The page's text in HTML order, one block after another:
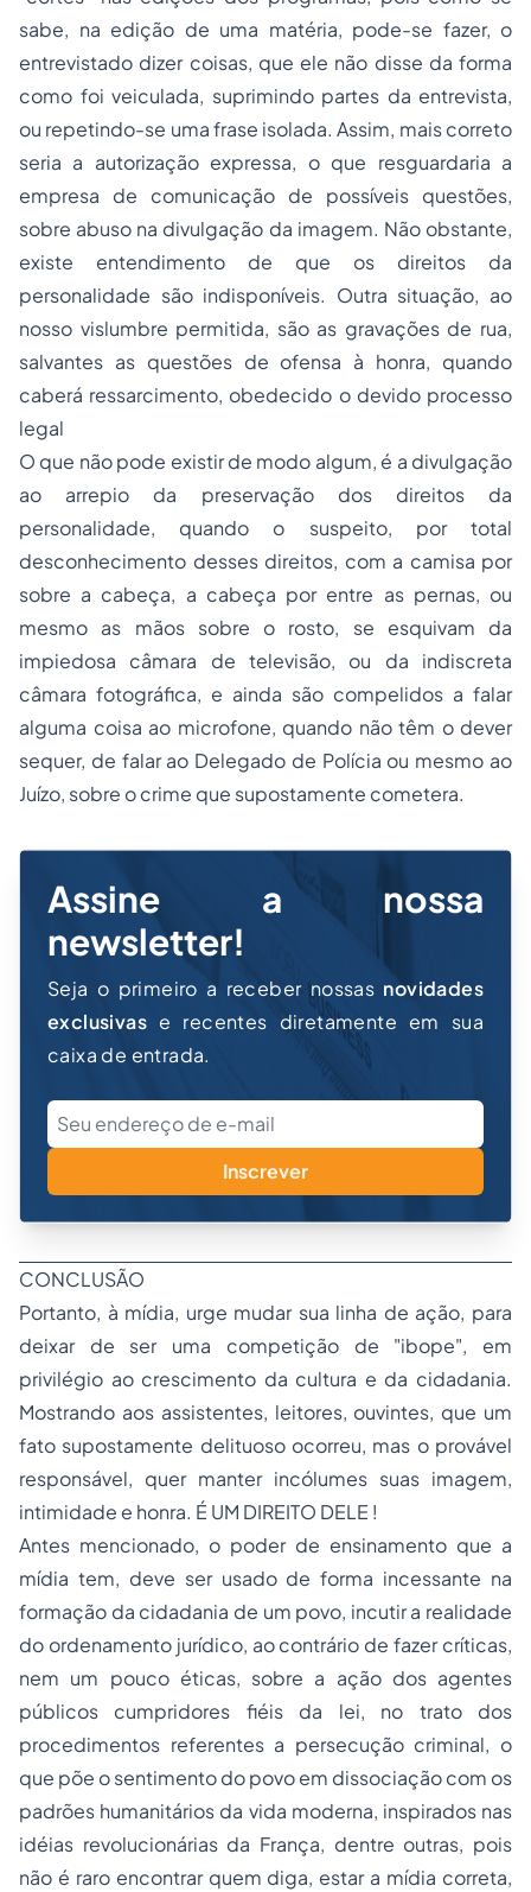
sabe, na edição de uma matéria, pode-se fazer, o
entrevistado dizer coisas, que ele não disse da forma
como foi veiculada, suprimindo partes da entrevista,
ou repetindo-se uma frase isolada. Assim, mais correto
seria a autorização expressa, o que resguardaria a
empresa de comunicação de possíveis questões,
sobre abuso na divulgação da imagem. Não obstante,
existe entendimento de que os direitos da
personalidade são indisponíveis. Outra situação, ao
nosso vislumbre permitida, são as gravações de rua,
salvantes as questões de ofensa à honra, quando
caberá ressarcimento, obedecido o devido processo
legal
O que não pode existir de modo algum, é a divulgação
ao arrepio da preservação dos direitos da
personalidade, quando o suspeito, por total
desconhecimento desses direitos, com a camisa por
sobre a cabeça, a cabeça por entre as pernas, ou
mesmo as mãos sobre o rosto, se esquivam da
impiedosa câmara de televisão, ou da indiscreta
câmara fotográfica, e ainda são compelidos a falar
alguma coisa ao microfone, quando não têm o dever
sequer, de falar ao Delegado de Polícia ou mesmo ao
Juízo, sobre o crime que supostamente cometera.
Assine a nossa
newsletter!
Seja o primeiro a receber nossas novidades
exclusivas e recentes diretamente em sua
caixa de entrada.
Inscrever
CONCLUSÃO
Portanto, à mídia, urge mudar sua linha de ação, para
deixar de ser uma competição de "ibope", em
privilégio ao crescimento da cultura e da cidadania.
Mostrando aos assistentes, leitores, ouvintes, que um
fato supostamente delituoso ocorreu, mas o provável
responsável, quer manter incólumes suas imagem,
intimidade e honra. É UM DIREITO DELE !
Antes mencionado, o poder de ensinamento que a
mídia tem, deve ser usado de forma incessante na
formação da cidadania de um povo, incutir a realidade
do ordenamento jurídico, ao contrário de fazer críticas,
nem um pouco éticas, sobre a ação dos agentes
públicos cumpridores fiéis da lei, no trato dos
procedimentos referentes a persecução criminal, o
que põe o sentimento do povo em dissociação com os
padrões humanitários da vida moderna, inspirados nas
idéias revolucionárias da França, dentre outras, pois
não é raro encontrar quem diga, estar a mídia correta,